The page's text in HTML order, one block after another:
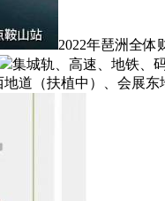
2022年琶洲全体
集城轨、高速、地铁、
道（扶植中）、会展